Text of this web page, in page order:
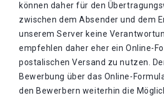
können daher für den
zwischen dem Absender und dem
unserem Server keine
empfehlen daher eher ein Online-
postalischen Versand zu nutzen.
Bewerbung über das Online-
den Bewerbern weiterhin die